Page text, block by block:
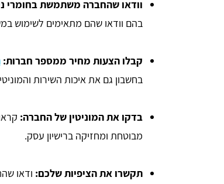
וודאו שהחברה משתמשת בחומרי
בהם וודאו שהם מתאימים לשימוש
קבלו הצעות מחיר ממספר חברות:
בחשבון גם את איכות השירות
בדקו את המוניטין של החברה:
מבוטחת ומחזיקה ברישיון עסק.
תקשרו את הציפיות שלכם: ודאו